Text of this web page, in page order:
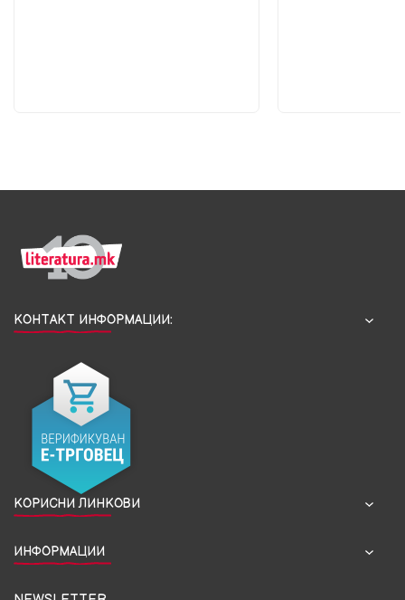
КОНТАКТ ИНФОРМАЦИИ:
КОРИСНИ ЛИНКОВИ
ИНФОРМАЦИИ